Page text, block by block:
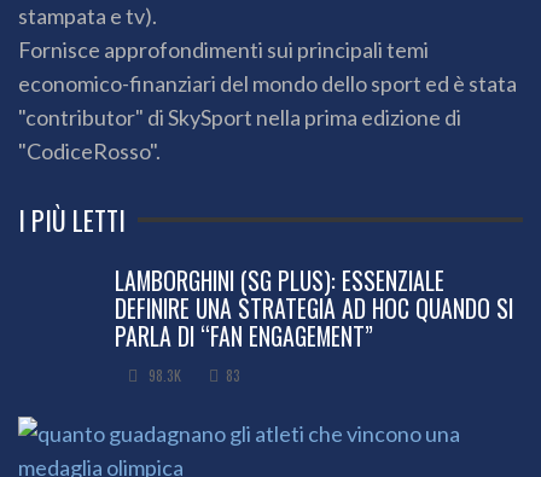
stampata e tv).
Fornisce approfondimenti sui principali temi
economico-finanziari del mondo dello sport ed è stata
"contributor" di SkySport nella prima edizione di
"CodiceRosso".
I PIÙ LETTI
LAMBORGHINI (SG PLUS): ESSENZIALE
DEFINIRE UNA STRATEGIA AD HOC QUANDO SI
PARLA DI “FAN ENGAGEMENT”
98.3K 83